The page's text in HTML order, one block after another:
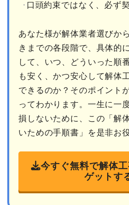
口頭約束ではなく、必ず
あなた様が解体業者選びか
きまでの各段階で、具体的
して、いつ、どういった順
も安く、かつ安心して解体
できるのか？そのポイント
ってわかります。一生に一
損しないために、この「解
いための手順書」を是非お
今すぐ無料で解体
ゲットす